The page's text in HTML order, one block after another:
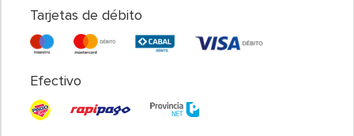
Tarjetas de débito
Efectivo